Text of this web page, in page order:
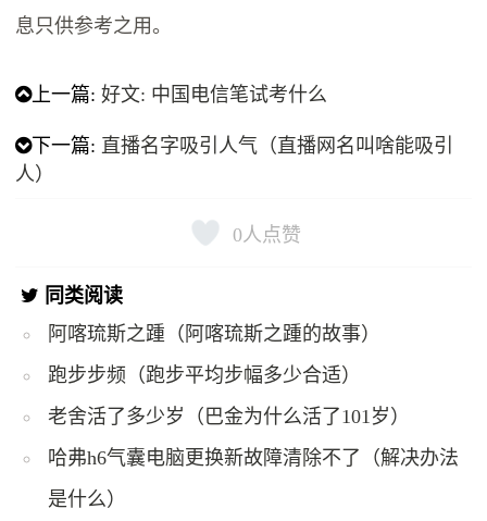
息只供参考之用。
上一篇:好文: 中国电信笔试考什么
下一篇: 直播名字吸引人气（直播网名叫啥能吸引
人）
0人点赞
同类阅读
阿喀琉斯之踵（阿喀琉斯之踵的故事）
跑步步频（跑步平均步幅多少合适）
老舍活了多少岁（巴金为什么活了101岁）
哈弗h6气囊电脑更换新故障清除不了（解决办法
是什么）